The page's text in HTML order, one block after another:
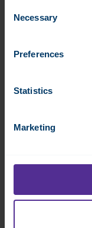
Selection
Necessary
Preferences
Statistics
Marketing
OEM-
att
högkvalitativa
inloppsluft samt även
krävdes ett smart